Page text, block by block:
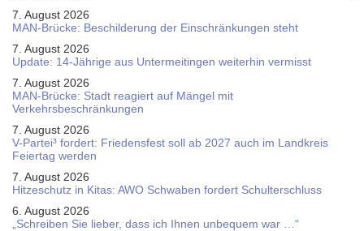
7. August 2026
MAN-Brücke: Beschilderung der Einschränkungen steht
7. August 2026
Update: 14-Jährige aus Untermeitingen weiterhin vermisst
7. August 2026
MAN-Brücke: Stadt reagiert auf Mängel mit
Verkehrsbeschränkungen
7. August 2026
V-Partei­³ fordert: Friedens­fest soll ab 2027 auch im Land­kreis
Feier­tag werden
7. August 2026
Hitzeschutz in Kitas: AWO Schwaben fordert Schulterschluss
6. August 2026
„Schreiben Sie lieber, dass ich Ihnen unbequem war …“